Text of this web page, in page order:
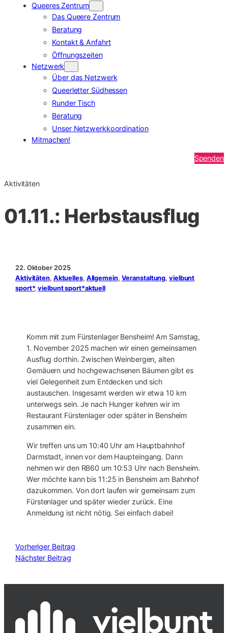
Queeres Zentrum
Das Queere Zentrum
Beratung
Kontakt & Anfahrt
Öffnungszeiten
Netzwerk
Über das Netzwerk
Queerletter Südhessen
Runder Tisch
Beratung
Unser Netzwerkkoordination
Mitmachen!
Spenden
Aktivitäten
01.11.: Herbstausflug
22. Oktober 2025
Aktivitäten, Aktuelles, Allgemein, Veranstaltung, vielbunt
sport*, vielbunt sport*aktuell
Komm mit zum Fürstenlager Bensheim! Am Samstag,
1. November 2025 machen wir einen gemeinsamen
Ausflug dorthin. Zwischen Weinbergen, alten
Gemäuern und hochgewachsenen Bäumen gibt es
viel Gelegenheit zum Entdecken und sich
austauschen. Insgesamt werden wir etwa 10 km
unterwegs sein. Je nach Hunger kehren wir im
Restaurant Fürstenlager oder später in Bensheim
zusammen ein.
Wir treffen uns um 10:40 Uhr am Hauptbahnhof
Darmstadt, innen vor dem Haupteingang. Dann
nehmen wir den RB60 um 10:53 Uhr nach Bensheim.
Wer möchte kann bis 11:25 in Bensheim am Bahnhof
dazukommen. Von dort laufen wir gemeinsam zum
Fürstenlager und später wieder zurück. Eine
Anmeldung ist nicht nötig. Sei einfach dabei!
Vorheriger Beitrag
Nächster Beitrag